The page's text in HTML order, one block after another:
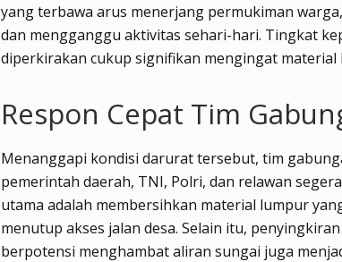
yang terbawa arus menerjang permukiman
dan mengganggu aktivitas sehari-hari. Tingkat
diperkirakan cukup signifikan mengingat material
Respon Cepat Tim
Menanggapi kondisi darurat tersebut, tim
pemerintah daerah, TNI, Polri, dan relawan
utama adalah membersihkan material lumpur
menutup akses jalan desa. Selain itu,
berpotensi menghambat aliran sungai juga